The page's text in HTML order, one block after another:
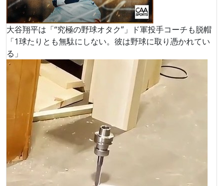
大谷翔平は「“究極の野球オタク”」ド軍投手コーチも脱帽
「1球たりとも無駄にしない。彼は野球に取り憑かれてい
る」